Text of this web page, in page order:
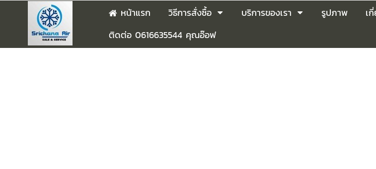
หน้าแรก วิธีการสั่งซื้อ บริการของเรา รูปภาพ เ
ติดต่อ 0616635544 คุณอ๊อฟ